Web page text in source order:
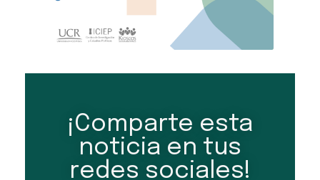
¡Comparte esta
noticia en tus
redes sociales!